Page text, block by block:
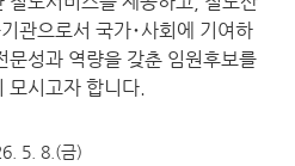
관으로서 국가･사회에 기여하
문성과 역량을 갖춘 임원후보를
모시고자 합니다.
5. 8.(금)